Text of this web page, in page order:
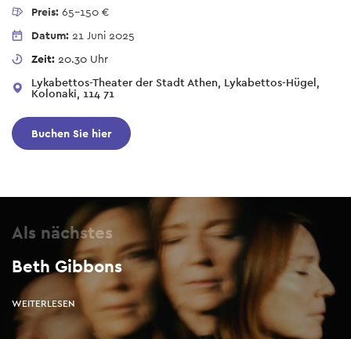
Preis: 65-150 €
Datum: 21 Juni 2025
Zeit: 20.30 Uhr
Lykabettos-Theater der Stadt Athen, Lykabettos-Hügel,
Kolonaki, 114 71
Buchen Sie hier
Als nächstes
Beth Gibbons
WEITERLESEN